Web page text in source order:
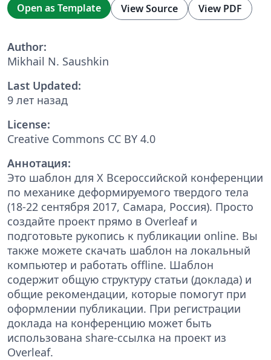
Open as Template View Source View PDF
Author:
Mikhail N. Saushkin
Last Updated:
9 лет назад
License:
Creative Commons CC BY 4.0
Аннотация:
Это шаблон для X Всероссийской конференции
по механике деформируемого твердого тела
(18-22 сентября 2017, Самара, Россия). Просто
создайте проект прямо в Overleaf и
подготовьте рукопись к публикации online. Вы
также можете скачать шаблон на локальный
компьютер и работать offline. Шаблон
содержит общую структуру статьи (доклада) и
общие рекомендации, которые помогут при
оформлении публикации. При регистрации
доклада на конференцию может быть
использована share-ссылка на проект из
Overleaf.